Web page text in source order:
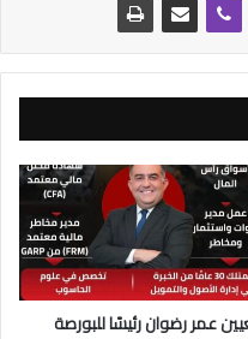
أكثر من 15 ألف لاعب من مختلف قطاعات عالم
الناشئة في إفريقيا،
تجمعها الشركات الناشئة في
في عام 2022، فقد ارتفعت قيمة التمويلات
بنسبة 8%، وسط تضاعف حجم التمويلات عبر
في التمويلات عبر حقوق
عمر رضوان رئيسًا للبورصة